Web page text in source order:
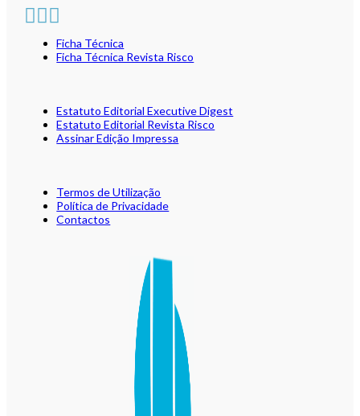
Ficha Técnica
Ficha Técnica Revista Risco
Estatuto Editorial Executive Digest
Estatuto Editorial Revista Risco
Assinar Edição Impressa
Termos de Utilização
Política de Privacidade
Contactos